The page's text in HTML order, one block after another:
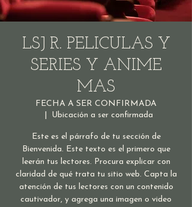
LSJ R. PELICULAS Y
SERIES Y ANIME
MAS
FECHA A SER CONFIRMADA
Ubicación a ser confirmada
Este es el párrafo de tu sección de
Bienvenida. Este texto es el primero que
leerán tus lectores. Procura explicar con
claridad de qué trata tu sitio web. Capta la
atención de tus lectores con un contenido
cautivador, y agrega una imagen o video